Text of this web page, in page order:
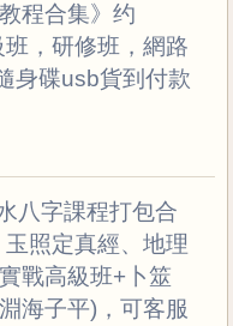
程合集》约
，研修班，網路
身碟usb貨到付款
八字課程打包合
照定真經、地理
戰高級班+卜筮
海子平)，可客服